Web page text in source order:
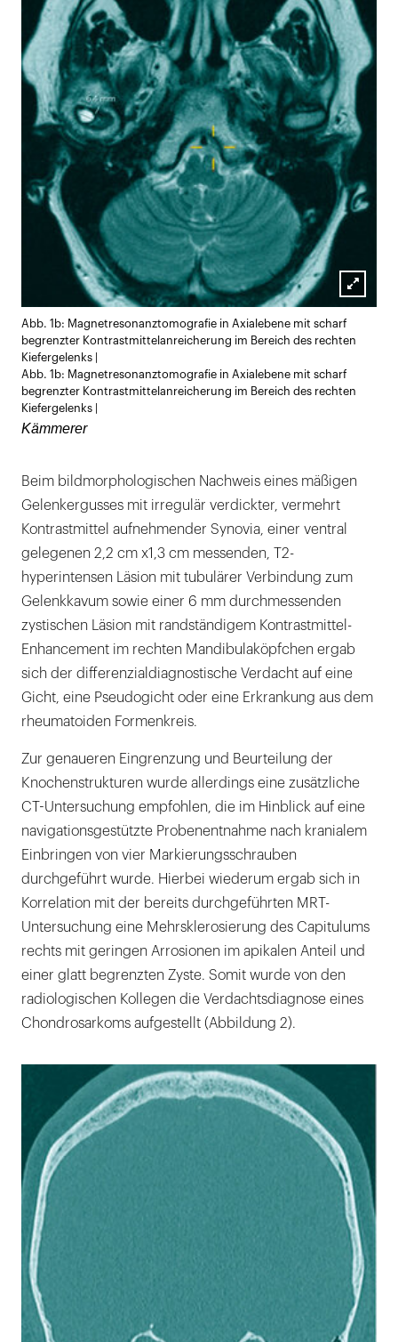
Abb. 1b: Magnetresonanztomografie in Axialebene mit scharf
begrenzter Kontrastmittelanreicherung im Bereich des rechten
Kiefergelenks |
Abb. 1b: Magnetresonanztomografie in Axialebene mit scharf
begrenzter Kontrastmittelanreicherung im Bereich des rechten
Kiefergelenks |
Kämmerer
Beim bildmorphologischen Nachweis eines mäßigen
Gelenkergusses mit irregulär verdickter, vermehrt
Kontrastmittel aufnehmender Synovia, einer ventral
gelegenen 2,2 cm x1,3 cm messenden, T2-
hyperintensen Läsion mit tubulärer Verbindung zum
Gelenkkavum sowie einer 6 mm durchmessenden
zystischen Läsion mit randständigem Kontrastmittel-
Enhancement im rechten Mandibulaköpfchen ergab
sich der differenzialdiagnostische Verdacht auf eine
Gicht, eine Pseudogicht oder eine Erkrankung aus dem
rheumatoiden Formenkreis.
Zur genaueren Eingrenzung und Beurteilung der
Knochenstrukturen wurde allerdings eine zusätzliche
CT-Untersuchung empfohlen, die im Hinblick auf eine
navigationsgestützte Probenentnahme nach kranialem
Einbringen von vier Markierungsschrauben
durchgeführt wurde. Hierbei wiederum ergab sich in
Korrelation mit der bereits durchgeführten MRT-
Untersuchung eine Mehrsklerosierung des Capitulums
rechts mit geringen Arrosionen im apikalen Anteil und
einer glatt begrenzten Zyste. Somit wurde von den
radiologischen Kollegen die Verdachtsdiagnose eines
Chondrosarkoms aufgestellt (Abbildung 2).